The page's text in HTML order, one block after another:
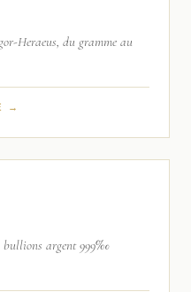
Heraeus, du gramme au
→
bullions argent 999‰